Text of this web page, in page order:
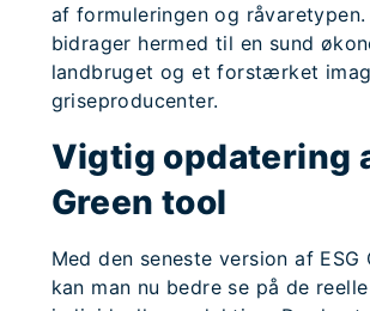
af formuleringen og råvaretypen.
bidrager hermed til en sund
landbruget og et forstærket
griseproducenter.
Vigtig opdatering
Green tool
Med den seneste version af ESG
kan man nu bedre se på de